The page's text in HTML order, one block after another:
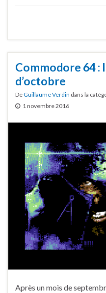
Commodore 64 :
d’octobre
DeGuillaume Verdin dans la
1 novembre 2016
Après un mois de